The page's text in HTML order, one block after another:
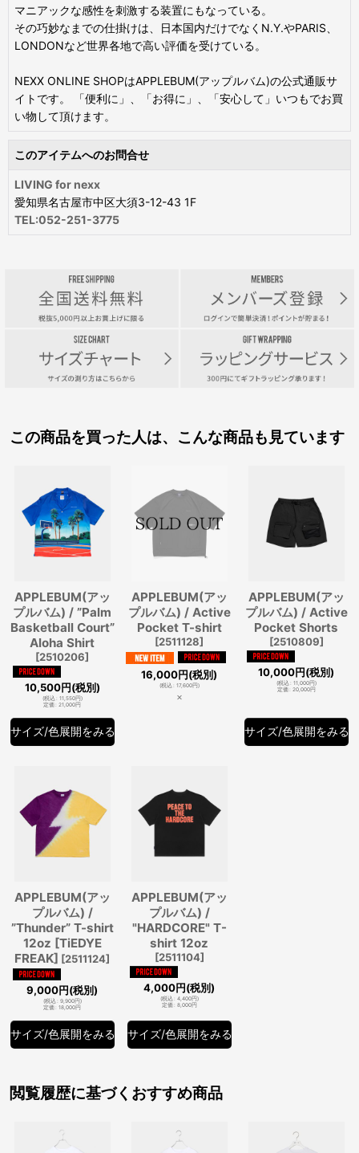
マニアックな感性を刺激する装置にもなっている。
その巧妙なまでの仕掛けは、日本国内だけでなくN.Y.やPARIS、
LONDONなど世界各地で高い評価を受けている。
NEXX ONLINE SHOPはAPPLEBUM(アップルバム)の公式通販サ
イトです。 「便利に」、「お得に」、「安心して」いつもでお買
い物して頂けます。
このアイテムへのお問合せ
LIVING for nexx
愛知県名古屋市中区大須3-12-43 1F
TEL:052-251-3775
この商品を買った人は、こんな商品も見ています
APPLEBUM(アッ
プルバム) / ”Palm
Basketball Court”
Aloha Shirt
[2510206]
10,500円(税別)
(税込: 11,550円)
定価: 21,000円
サイズ/色展開をみる
APPLEBUM(アッ
プルバム) / Active
Pocket T-shirt
[2511128]
16,000円(税別)
(税込 17,600円)
×
APPLEBUM(アッ
プルバム) / Active
Pocket Shorts
[2510809]
10,000円(税別)
(税込: 11,000円)
定価: 20,000円
サイズ/色展開をみる
APPLEBUM(アッ
プルバム) /
”Thunder” T-shirt
12oz [TiEDYE
FREAK] [2511124]
9,000円(税別)
(税込: 9,900円)
定価: 18,000円
サイズ/色展開をみる
APPLEBUM(アッ
プルバム) /
"HARDCORE" T-
shirt 12oz
[2511104]
4,000円(税別)
(税込: 4,400円)
定価: 8,000円
サイズ/色展開をみる
閲覧履歴に基づくおすすめ商品